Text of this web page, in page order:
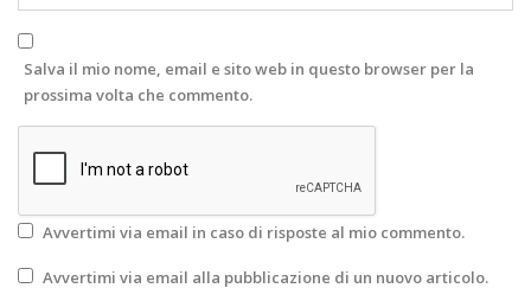
Salva il mio nome, email e sito web in questo browser per la
prossima volta che commento.
Avvertimi via email in caso di risposte al mio commento.
Avvertimi via email alla pubblicazione di un nuovo articolo.